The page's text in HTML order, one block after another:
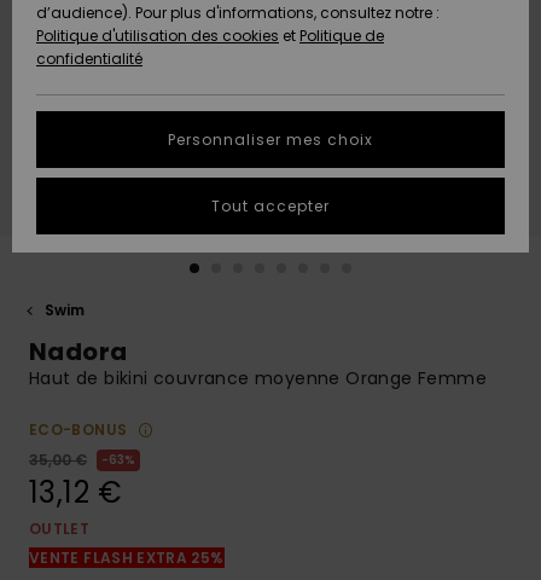
A
Découvrir
A
Découvrir
Communauté
Langue Et
Région
AIDE &
CONTACT
Protection
des données
Démarrez
pour obtenir
Démarrer
les plus
fréquentes et
COLLECTION
CARTE
CADEAU
LISTE DE
SOUHAITS
Swim
Nadora
Haut de bikini couvrance moyenne Orange Femme
ECO-BONUS
35,00 €
63%
13,12 €
OUTLET
VENTE FLASH EXTRA 25%
d’audience). Pour plus d'informations, consultez notre :
Politique d'utilisation des cookies et Politique de
confidentialité
Personnaliser mes choix
Tout accepter